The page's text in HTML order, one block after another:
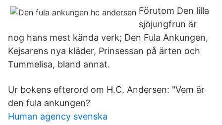
Förutom Den lilla
sjöjungfrun är
nog hans mest kända verk; Den Fula Ankungen,
Kejsarens nya kläder, Prinsessan på ärten och
Tummelisa, bland annat.
Ur bokens efterord om H.C. Andersen: "Vem är
den fula ankungen?
Human agency svenska